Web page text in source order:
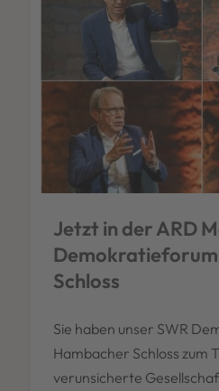
Jetzt in der ARD
Schloss
Sie haben unser SWR
Hambacher Schloss zum
verunsicherte